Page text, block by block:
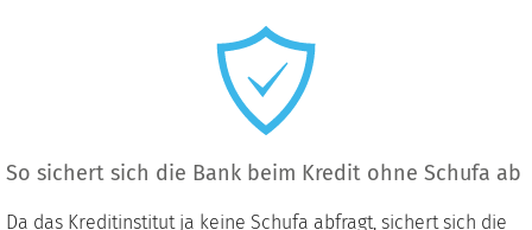
So sichert sich die Bank beim Kredit ohne Schufa ab
Da das Kreditinstitut ja keine Schufa abfragt, sichert sich die